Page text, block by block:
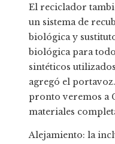
El reciclador
un sistema de
biológica y
biológica para
sintéticos
agregó el
pronto veremos a
materiales
Alejamiento: la